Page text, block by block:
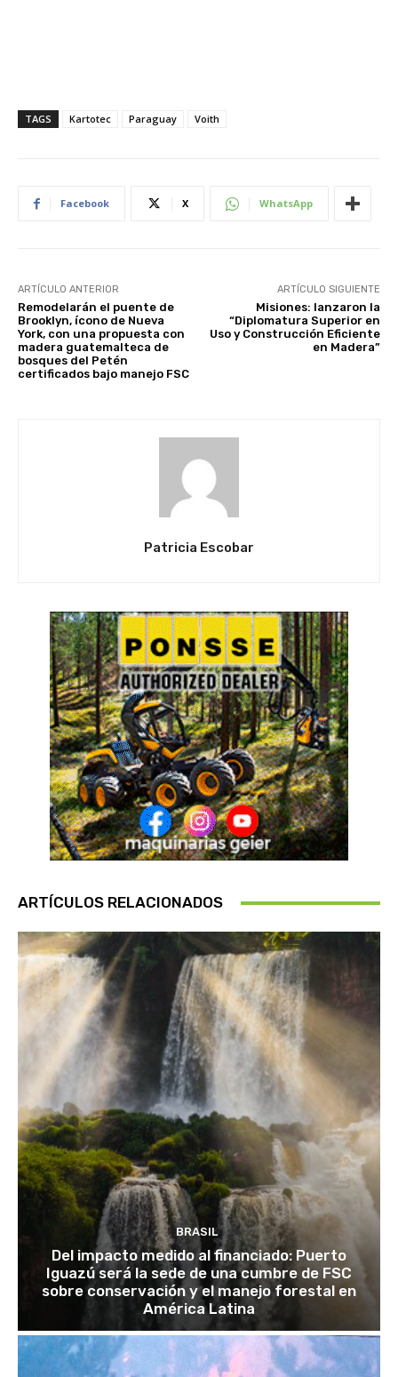
TAGS Kartotec Paraguay Voith
Facebook X WhatsApp
ARTÍCULO ANTERIOR
Remodelarán el puente de
Brooklyn, ícono de Nueva
York, con una propuesta con
madera guatemalteca de
bosques del Petén
certificados bajo manejo FSC
ARTÍCULO SIGUIENTE
Misiones: lanzaron la
“Diplomatura Superior en
Uso y Construcción Eficiente
en Madera”
Patricia Escobar
ARTÍCULOS RELACIONADOS
BRASIL
Del impacto medido al financiado: Puerto
Iguazú será la sede de una cumbre de FSC
sobre conservación y el manejo forestal en
América Latina